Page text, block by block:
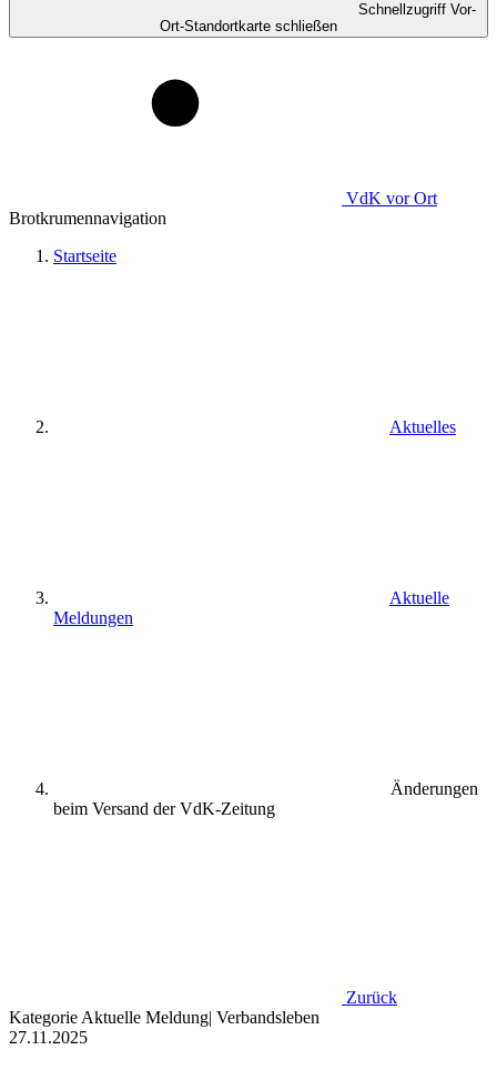
Schnellzugriff Vor-
Ort-Standortkarte schließen
VdK vor Ort
Brotkrumennavigation
Startseite
Aktuelles
Aktuelle
Meldungen
Änderungen
beim Versand der VdK-Zeitung
Zurück
Kategorie Aktuelle Meldung| Verbandsleben
27.11.2025